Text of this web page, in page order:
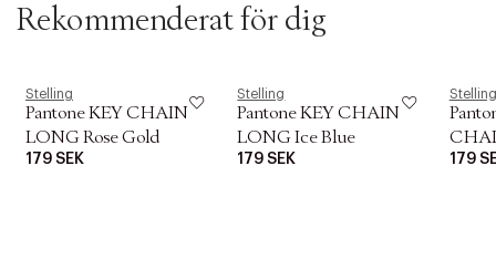
n
e
c
Rekommenderat för dig
Stelling
Pantone KEY CHAIN
LONG Rose Gold
179 SEK
Stelling
Pantone KEY CHAIN
LONG Ice Blue
179 SEK
Stelling
179